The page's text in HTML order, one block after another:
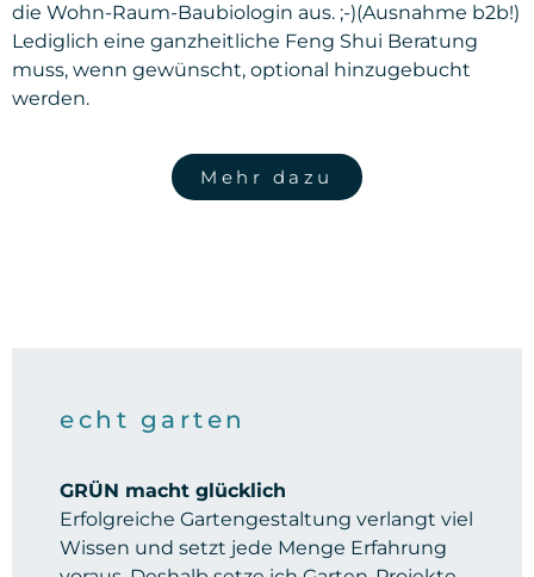
die Wohn-Raum-Baubiologin aus. ;-)(Ausnahme b2b!)
Lediglich eine ganzheitliche Feng Shui Beratung
muss, wenn gewünscht, optional hinzugebucht
werden.
Mehr dazu
echt garten
GRÜN macht glücklich
Erfolgreiche Gartengestaltung verlangt viel
Wissen und setzt jede Menge Erfahrung